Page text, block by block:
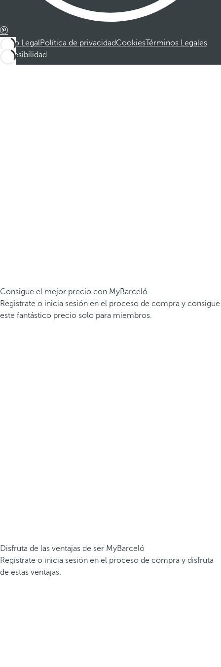
Aviso LegalPolítica de privacidadCookiesTérminos Legales
Accesibilidad
Consigue el mejor precio con MyBarceló
Registrate o inicia sesión en el proceso de compra y consigue
este fantástico precio solo para miembros.
Disfruta de las ventajas de ser MyBarceló
Regístrate o inicia sesión en el proceso de compra y disfruta
de estas ventajas.